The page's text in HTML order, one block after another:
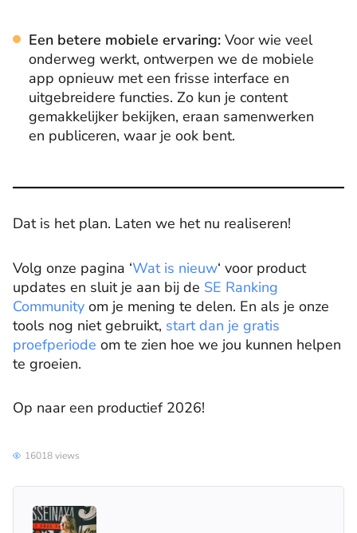
Een betere mobiele ervaring: Voor wie veel
onderweg werkt, ontwerpen we de mobiele
app opnieuw met een frisse interface en
uitgebreidere functies. Zo kun je content
gemakkelijker bekijken, eraan samenwerken
en publiceren, waar je ook bent.
Dat is het plan. Laten we het nu realiseren!
Volg onze pagina ‘Wat is nieuw‘ voor product
updates en sluit je aan bij de SE Ranking
Community om je mening te delen. En als je onze
tools nog niet gebruikt, start dan je gratis
proefperiode om te zien hoe we jou kunnen helpen
te groeien.
Op naar een productief 2026!
16018 views